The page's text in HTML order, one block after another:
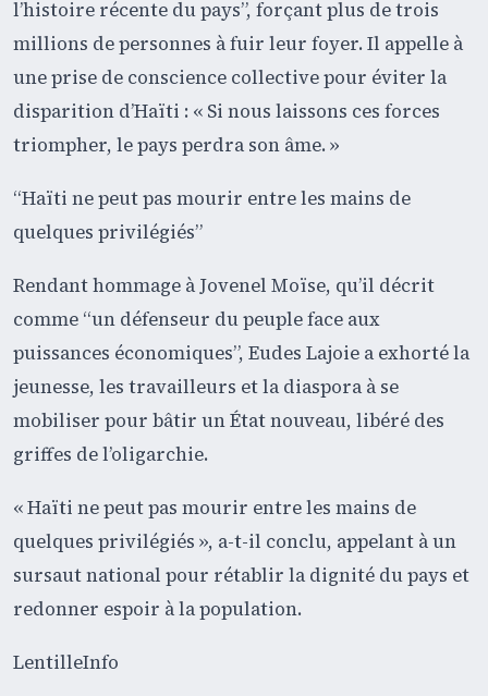
l’histoire récente du pays”, forçant plus de trois
millions de personnes à fuir leur foyer. Il appelle à
une prise de conscience collective pour éviter la
disparition d’Haïti : « Si nous laissons ces forces
triompher, le pays perdra son âme. »
“Haïti ne peut pas mourir entre les mains de
quelques privilégiés”
Rendant hommage à Jovenel Moïse, qu’il décrit
comme “un défenseur du peuple face aux
puissances économiques”, Eudes Lajoie a exhorté la
jeunesse, les travailleurs et la diaspora à se
mobiliser pour bâtir un État nouveau, libéré des
griffes de l’oligarchie.
« Haïti ne peut pas mourir entre les mains de
quelques privilégiés », a-t-il conclu, appelant à un
sursaut national pour rétablir la dignité du pays et
redonner espoir à la population.
LentilleInfo